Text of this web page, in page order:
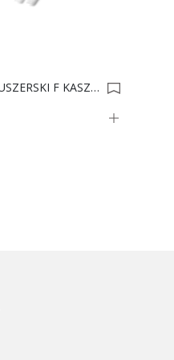
SZTYFT RETUSZERSKI F KASZMIR 702 0035027